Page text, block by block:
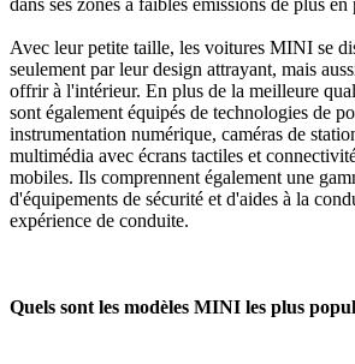
Avec leur petite taille, les voitures MINI se
seulement par leur design attrayant, mais
offrir à l'intérieur. En plus de la meilleure
sont également équipés de technologies de
instrumentation numérique, caméras de
multimédia avec écrans tactiles et
mobiles. Ils comprennent également une
d'équipements de sécurité et d'aides à la
expérience de conduite.
Quels sont les modèles MINI les plus